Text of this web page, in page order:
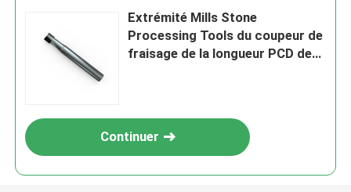
Extrémité Mills Stone
Processing Tools du coupeur de
fraisage de la longueur PCD de
Continuer